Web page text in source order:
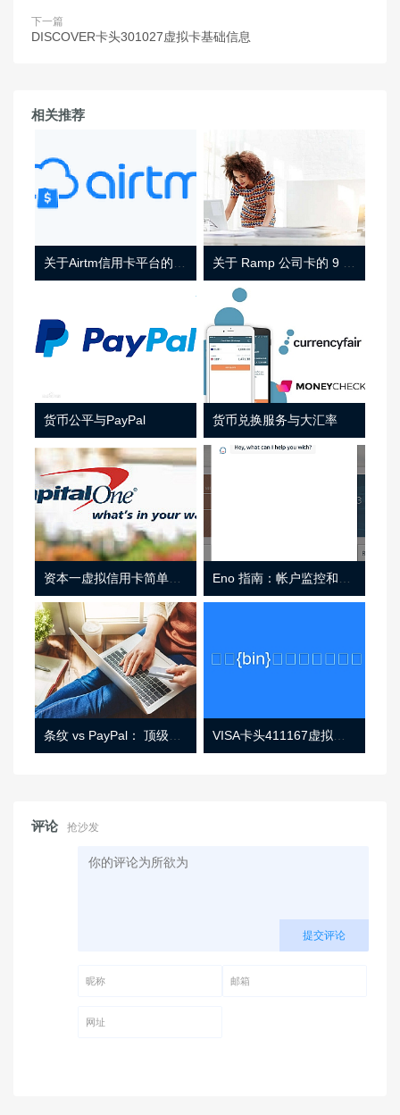
下一篇
DISCOVER卡头301027虚拟卡基础信息
相关推荐
货币公平与PayPal 货币兑换服务与大汇率
资本一虚拟信用卡简单介绍
条纹 vs PayPal： 顶级功能， 定价 （和更多！ VISA卡头411167虚拟卡基础信息
评论 抢沙发
提交评论